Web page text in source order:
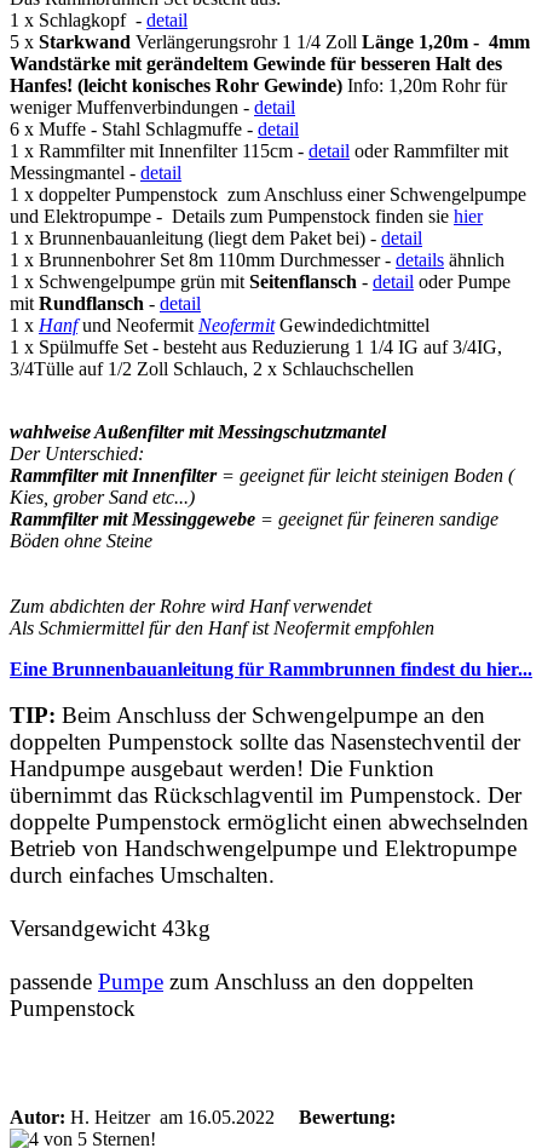
1 x Schlagkopf - detail
5 x Starkwand Verlängerungsrohr 1 1/4 Zoll Länge 1,20m - 4mm
Wandstärke mit gerändeltem Gewinde für besseren Halt des
Hanfes! (leicht konisches Rohr Gewinde) Info: 1,20m Rohr für
weniger Muffenverbindungen - detail
6 x Muffe - Stahl Schlagmuffe - detail
1 x Rammfilter mit Innenfilter 115cm - detail oder Rammfilter mit
Messingmantel - detail
1 x doppelter Pumpenstock zum Anschluss einer Schwengelpumpe
und Elektropumpe - Details zum Pumpenstock finden sie hier
1 x Brunnenbauanleitung (liegt dem Paket bei) - detail
1 x Brunnenbohrer Set 8m 110mm Durchmesser - details ähnlich
1 x Schwengelpumpe grün mit Seitenflansch - detail oder Pumpe
mit Rundflansch - detail
1 x Hanf und Neofermit Neofermit Gewindedichtmittel
1 x Spülmuffe Set - besteht aus Reduzierung 1 1/4 IG auf 3/4IG,
3/4Tülle auf 1/2 Zoll Schlauch, 2 x Schlauchschellen
wahlweise Außenfilter mit Messingschutzmantel
Der Unterschied:
Rammfilter mit Innenfilter= geeignet für leicht steinigen Boden (
Kies, grober Sand etc...)
Rammfilter mit Messinggewebe = geeignet für feineren sandige
Böden ohne Steine
Zum abdichten der Rohre wird Hanf verwendet
Als Schmiermittel für den Hanf ist Neofermit empfohlen
Eine Brunnenbauanleitung für Rammbrunnen findest du hier...
TIP: Beim Anschluss der Schwengelpumpe an den
doppelten Pumpenstock sollte das Nasenstechventil der
Handpumpe ausgebaut werden! Die Funktion
übernimmt das Rückschlagventil im Pumpenstock. Der
doppelte Pumpenstock ermöglicht einen abwechselnden
Betrieb von Handschwengelpumpe und Elektropumpe
durch einfaches Umschalten.
Versandgewicht 43kg
passende Pumpe zum Anschluss an den doppelten
Pumpenstock
Autor: H. Heitzer am 16.05.2022 Bewertung: